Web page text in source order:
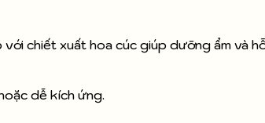
với chiết xuất hoa cúc giúp dưỡng ẩm và
dễ kích ứng.